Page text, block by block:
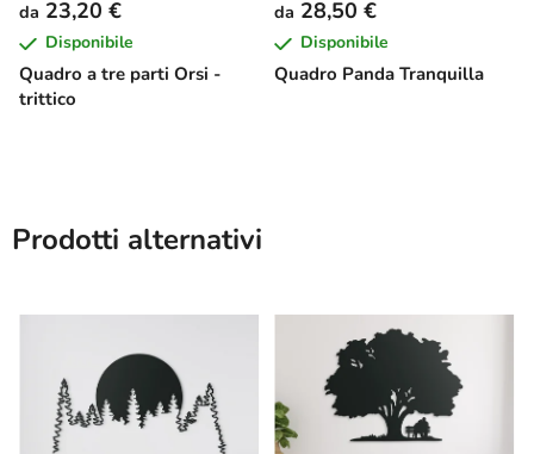
Quadro a tre parti Orsi -
trittico
da 23,20 €
Disponibile
Quadro Panda Tranquilla
da 28,50 €
Disponibile
Prodotti alternativi